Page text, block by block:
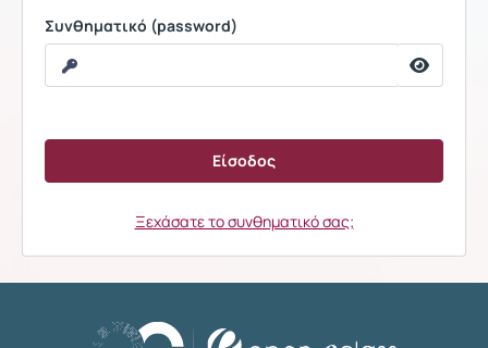
Συνθηματικό (password)
Ξεχάσατε το συνθηματικό σας;